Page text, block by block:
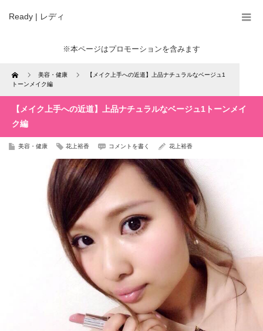
Ready | レディ
※本ページはプロモーションを含みます
Home 美容・健康
【メイク上手への近道】上品ナチュラルなベージュ1
トーンメイク編
【メイク上手への近道】上品ナチュラルなベージュ1トーンメイ
ク編
美容・健康 花上裕香 コメントを書く 花上裕香